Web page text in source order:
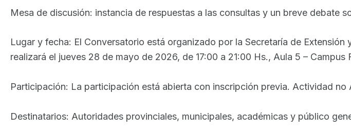
Mesa de discusión: instancia de respuestas a las consultas y un breve debate
Lugar y fecha: El Conversatorio está organizado por la Secretaría de
realizará el jueves 28 de mayo de 2026, de 17:00 a 21:00 Hs., Aula 5 –
Participación: La participación está abierta con inscripción previa. Actividad no
Destinatarios: Autoridades provinciales, municipales, académicas y público